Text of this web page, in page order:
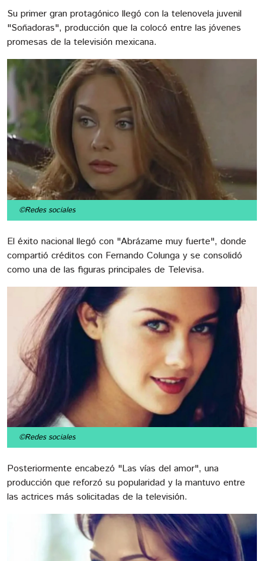
Su primer gran protagónico llegó con la telenovela juvenil
"Soñadoras", producción que la colocó entre las jóvenes
promesas de la televisión mexicana.
©Redes sociales
El éxito nacional llegó con "Abrázame muy fuerte", donde
compartió créditos con Fernando Colunga y se consolidó
como una de las figuras principales de Televisa.
©Redes sociales
Posteriormente encabezó "Las vías del amor", una
producción que reforzó su popularidad y la mantuvo entre
las actrices más solicitadas de la televisión.